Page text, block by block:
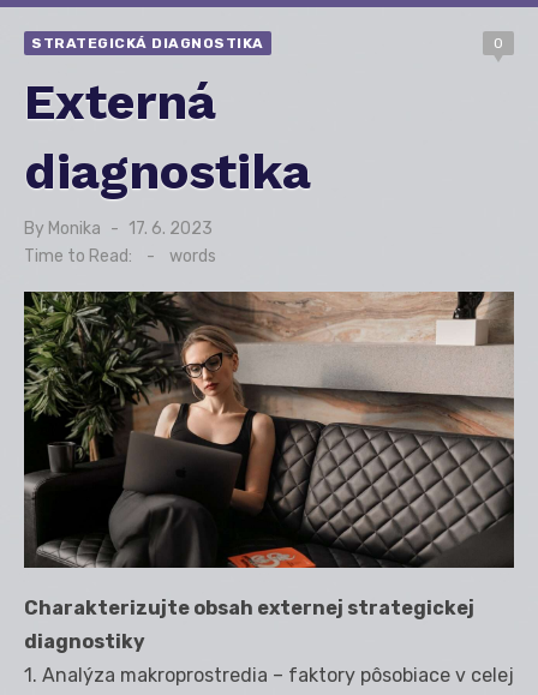
STRATEGICKÁ DIAGNOSTIKA 0
Externá
diagnostika
By Monika
Posted
on
17. 6. 2023
Time to Read:
- words
Charakterizujte obsah externej strategickej
diagnostiky
1. Analýza makroprostredia – faktory pôsobiace v celej